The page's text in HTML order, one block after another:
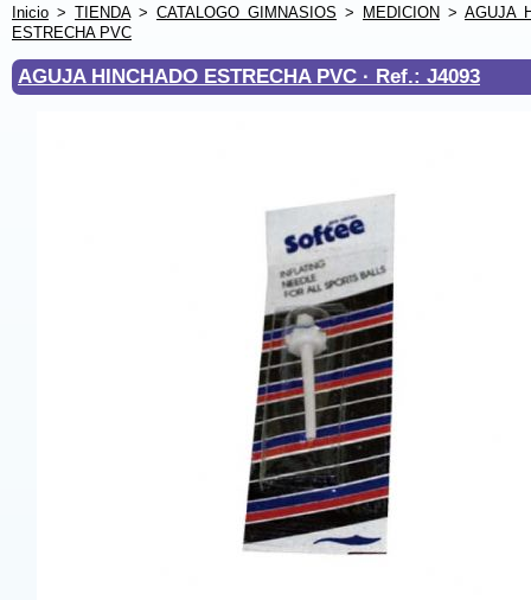
Inicio > TIENDA> CATALOGO GIMNASIOS > MEDICION > AGUJA
ESTRECHA PVC
AGUJA HINCHADO ESTRECHA PVC · Ref.: J4093